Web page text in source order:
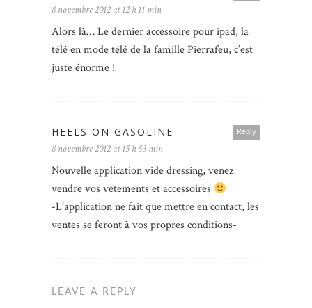
8 novembre 2012 at 12 h 11 min
Alors là… Le dernier accessoire pour ipad, la
télé en mode télé de la famille Pierrafeu, c’est
juste énorme !
Reply
HEELS ON GASOLINE
8 novembre 2012 at 15 h 53 min
Nouvelle application vide dressing, venez
vendre vos vêtements et accessoires
-L’application ne fait que mettre en contact, les
ventes se feront à vos propres conditions-
LEAVE A REPLY